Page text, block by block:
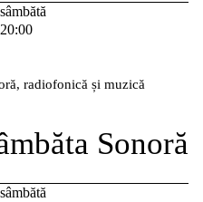
sâmbătă
20:00
radiofonică și muzică
sâmbătă